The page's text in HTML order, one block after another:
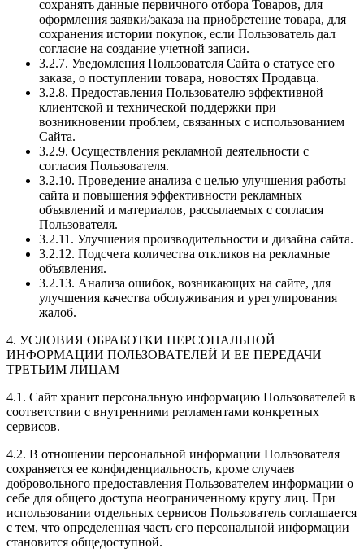
сохранять данные первичного отбора Товаров, для
оформления заявки/заказа на приобретение товара, для
сохранения истории покупок, если Пользователь дал
согласие на создание учетной записи.
3.2.7. Уведомления Пользователя Сайта о статусе его
заказа, о поступлении товара, новостях Продавца.
3.2.8. Предоставления Пользователю эффективной
клиентской и технической поддержки при
возникновении проблем, связанных с использованием
Сайта.
3.2.9. Осуществления рекламной деятельности с
согласия Пользователя.
3.2.10. Проведение анализа с целью улучшения работы
сайта и повышения эффективности рекламных
объявлений и материалов, рассылаемых с согласия
Пользователя.
3.2.11. Улучшения производительности и дизайна сайта.
3.2.12. Подсчета количества откликов на рекламные
объявления.
3.2.13. Анализа ошибок, возникающих на сайте, для
улучшения качества обслуживания и урегулирования
жалоб.
4. УСЛОВИЯ ОБРАБОТКИ ПЕРСОНАЛЬНОЙ
ИНФОРМАЦИИ ПОЛЬЗОВАТЕЛЕЙ И ЕЕ ПЕРЕДАЧИ
ТРЕТЬИМ ЛИЦАМ
4.1. Сайт хранит персональную информацию Пользователей в
соответствии с внутренними регламентами конкретных
сервисов.
4.2. В отношении персональной информации Пользователя
сохраняется ее конфиденциальность, кроме случаев
добровольного предоставления Пользователем информации о
себе для общего доступа неограниченному кругу лиц. При
использовании отдельных сервисов Пользователь соглашается
с тем, что определенная часть его персональной информации
становится общедоступной.